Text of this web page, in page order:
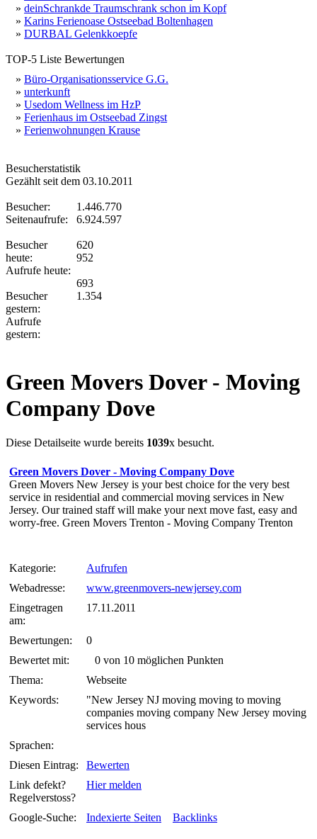
» deinSchrankde Traumschrank schon im Kopf
» Karins Ferienoase Ostseebad Boltenhagen
» DURBAL Gelenkkoepfe
TOP-5 Liste Bewertungen
» Büro-Organisationsservice G.G.
» unterkunft
» Usedom Wellness im HzP
» Ferienhaus im Ostseebad Zingst
» Ferienwohnungen Krause
Besucherstatistik
Gezählt seit dem 03.10.2011
Besucher:
Seitenaufrufe:
Besucher
heute:
Aufrufe heute:
Besucher
gestern:
Aufrufe
gestern:
1.446.770
6.924.597
620
952
693
1.354
Green Movers Dover - Moving
Company Dove
Diese Detailseite wurde bereits 1039x besucht.
Green Movers Dover - Moving Company Dove
Green Movers New Jersey is your best choice for the very best
service in residential and commercial moving services in New
Jersey. Our trained staff will make your next move fast, easy and
worry-free. Green Movers Trenton - Moving Company Trenton
Kategorie:
Aufrufen
Webadresse:
www.greenmovers-newjersey.com
Eingetragen
am:
17.11.2011
Bewertungen:
0
Bewertet mit:
0 von 10 möglichen Punkten
Thema:
Webseite
Keywords:
"New Jersey NJ moving moving to moving
companies moving company New Jersey moving
services hous
Sprachen:
Diesen Eintrag:
Bewerten
Link defekt?
Regelverstoss?
Hier melden
Google-Suche: Indexierte Seiten Backlinks